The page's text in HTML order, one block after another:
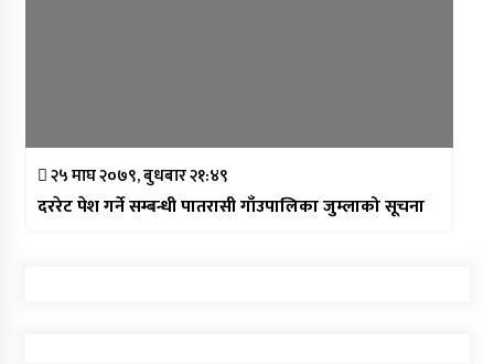
२५ माघ २०७९, बुधबार २१:४९
दररेट पेश गर्ने सम्बन्धी पातरासी गाँउपालिका जुम्लाको सूचना